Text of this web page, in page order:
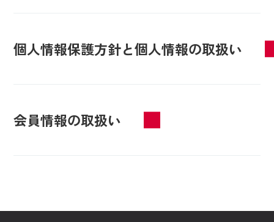
個人情報保護方針と個人情報の取扱い
会員情報の取扱い